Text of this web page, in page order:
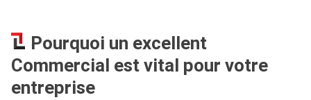
Pourquoi un excellent
Commercial est vital pour votre
entreprise